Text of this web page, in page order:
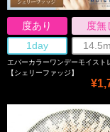
度あり
度無
1day
エバーカラーワンデーモイスト
【シェリーファッジ】